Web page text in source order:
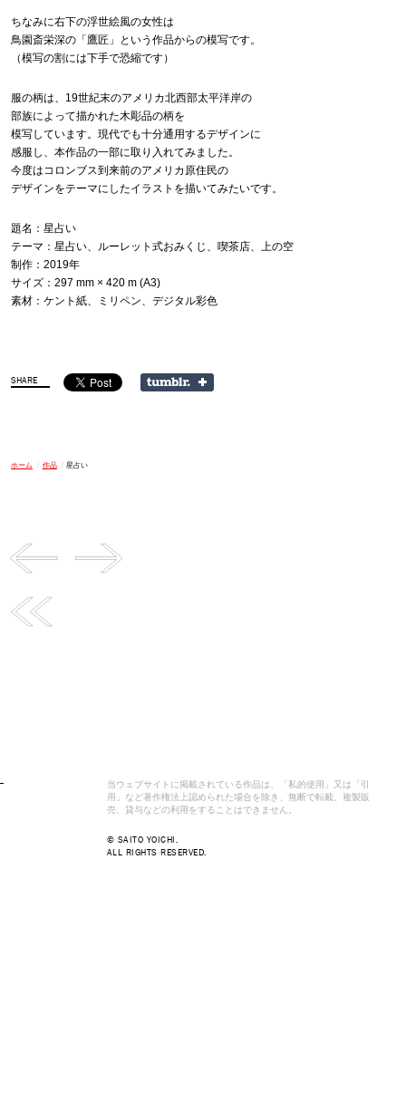
ちなみに右下の浮世絵風の女性は
鳥園斎栄深の「鷹匠」という作品からの模写です。
（模写の割には下手で恐縮です）
服の柄は、19世紀末のアメリカ北西部太平洋岸の
部族によって描かれた木彫品の柄を
模写しています。現代でも十分通用するデザインに
感服し、本作品の一部に取り入れてみました。
今度はコロンブス到来前のアメリカ原住民の
デザインをテーマにしたイラストを描いてみたいです。
題名：星占い
テーマ：星占い、ルーレット式おみくじ、喫茶店、上の空
制作：2019年
サイズ：297 mm × 420 m (A3)
素材：ケント紙、ミリペン、デジタル彩色
ホーム / 作品 / 星占い
当ウェブサイトに掲載されている作品は、「私的使用」又は「引
用」など著作権法上認められた場合を除き、無断で転載、複製販
売、貸与などの利用をすることはできません。
© SAITO YOICHI.
ALL RIGHTS RESERVED.